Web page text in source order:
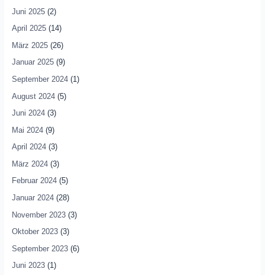
Juni 2025(2)
April 2025(14)
März 2025(26)
Januar 2025(9)
September 2024(1)
August 2024(5)
Juni 2024(3)
Mai 2024(9)
April 2024(3)
März 2024(3)
Februar 2024(5)
Januar 2024(28)
November 2023(3)
Oktober 2023(3)
September 2023(6)
Juni 2023(1)